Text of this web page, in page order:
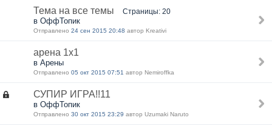
Тема на все темы Страницы: 20
в ОффТопик
Отправлено 24 сен 2015 20:48 автор Kreativi
арена 1х1
в Арены
Отправлено 05 окт 2015 07:51 автор Nеmiroffkа
СУПИР ИГРА!!11
в ОффТопик
Отправлено 30 окт 2015 23:29 автор Uzumaki Naruto